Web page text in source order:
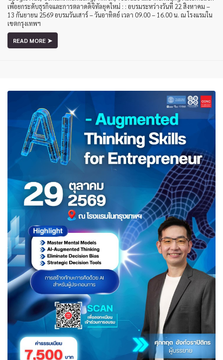
เพื่อยกระดับธุรกิจและการตลาดดิจิทัลยุคใหม่ : : อบรมระหว่างวันที่ 22 สิงหาคม –
13 กันยายน 2569 อบรมวันเสาร์ – วันอาทิตย์ เวลา 09.00 – 16.00 น. ณ โรงแรมใน
เขตกรุงเทพฯ
READ MORE ➤